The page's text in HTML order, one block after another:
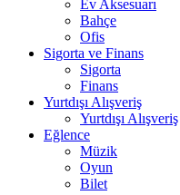
Ev Aksesuarı
Bahçe
Ofis
Sigorta ve Finans
Sigorta
Finans
Yurtdışı Alışveriş
Yurtdışı Alışveriş
Eğlence
Müzik
Oyun
Bilet